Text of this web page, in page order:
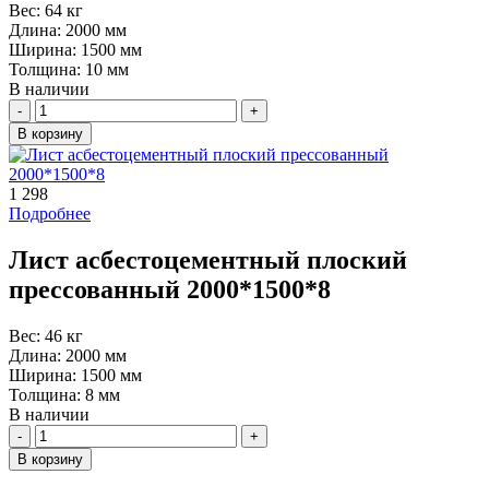
Вес: 64 кг
Длина: 2000 мм
Ширина: 1500 мм
Толщина: 10 мм
В наличии
Количество
В корзину
1 298
Подробнее
Лист асбестоцементный плоский
прессованный 2000*1500*8
Вес: 46 кг
Длина: 2000 мм
Ширина: 1500 мм
Толщина: 8 мм
В наличии
Количество
В корзину